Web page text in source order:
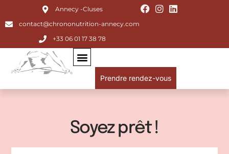
Annecy -Cluses
contact@chrononutrition-annecy.com
+33 06 01 17 38 78
Prendre rendez-vous
Soyez prêt !